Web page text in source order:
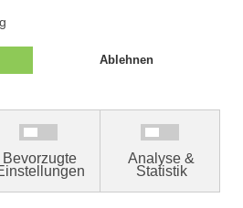
das gesamte Spektrum
durch. In unseren modernen